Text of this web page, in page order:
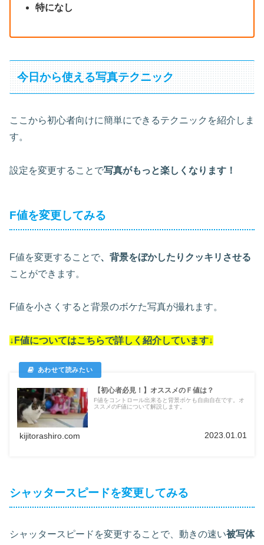
特になし
今日から使える写真テクニック
ここから初心者向けに簡単にできるテクニックを紹介しま
す。
設定を変更することで写真がもっと楽しくなります！
F値を変更してみる
F値を変更することで、背景をぼかしたりクッキリさせる
ことができます。
F値を小さくすると背景のボケた写真が撮れます。
↓F値についてはこちらで詳しく紹介しています↓
【初心者必見！】オススメのＦ値は？
F値をコントロール出来ると背景ボケも自由自在です。オ
ススメのF値について解説します。
kijitorashiro.com 2023.01.01
シャッタースピードを変更してみる
シャッタースピードを変更することで、動きの速い被写体